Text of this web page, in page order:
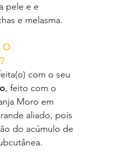
pele e e
e melasma.
O
com o seu
, feito com o
Moro em
aliado, pois
do acúmulo de